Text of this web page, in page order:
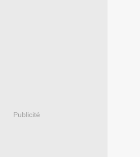
Publicité